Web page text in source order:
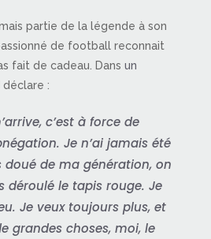
partie de la légende à son
de football reconnait
fait de cadeau. Dans un
déclare :
c’est à force de
Je n’ai jamais été
doué de ma génération, on
déroulé le tapis rouge. Je
Je veux toujours plus, et
grandes choses, moi, le